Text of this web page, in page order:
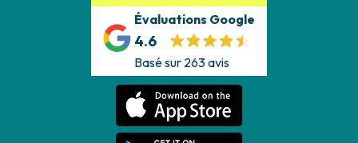
Évaluations Google
4.6
Basé sur 263 avis